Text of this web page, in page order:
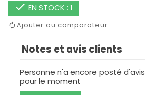
 EN STOCK : 1
Ajouter au comparateur
Notes et avis clients
Personne n'a encore posté d'avis
pour le moment